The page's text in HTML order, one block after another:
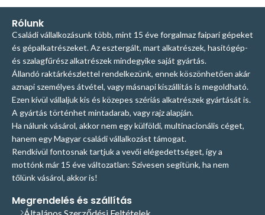
Rólunk
Családi vállalkozásunk több, mint 15 éve forgalmaz faipari gépeket
és gépalkatrészeket. Az esztergált, mart alkatrészek, hasítógép-
és szalagfűrész alkatrészek mindegyike saját gyártás.
Állandó raktárkészlettel rendelkezünk, ennek köszönhetően akár
aznapi személyes átvétel, vagy másnapi kiszállítás is megoldható.
Ezen kívül vállaljuk kis és közepes szériás alkatrészek gyártását is.
A gyártás történhet mintadarab, vagy rajz alapján.
Ha nálunk vásárol, akkor nem egy külföldi, multinacionális céget,
hanem egy Magyar családi vállalkozást támogat.
Rendkívül fontosnak tartjuk a vevői elégedettséget, így a
mottónk már 15 éve változatlan: Szívesen segítünk, ha nem
tőlünk vásárol, akkor is!
Megrendelés és szállítás